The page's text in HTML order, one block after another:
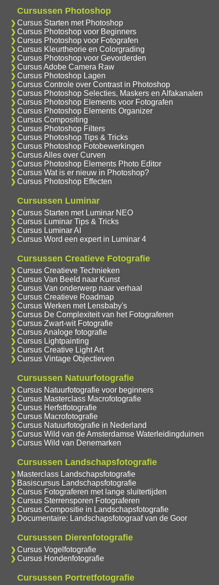
Cursussen Photoshop
Cursus Starten met Photoshop
Cursus Photoshop voor Beginners
Cursus Photoshop voor Fotografen
Cursus Kleurtheorie en Colorgrading
Cursus Photoshop voor Gevorderden
Cursus Adobe Camera Raw
Cursus Photoshop Lagen
Cursus Controle over Contrast in Photoshop
Cursus Photoshop Selecties, Maskers en Alfakanalen
Cursus Photoshop Elements voor Fotografen
Cursus Photoshop Elements Organizer
Cursus Compositing
Cursus Photoshop Filters
Cursus Photoshop Tips & Tricks
Cursus Photoshop Fotobewerkingen
Cursus Alles over Curven
Cursus Photoshop Elements Photo Editor
Cursus Wat is er nieuw in Photoshop?
Cursus Photoshop Effecten
Cursussen Luminar
Cursus Starten met Luminar NEO
Cursus Luminar Tips & Tricks
Cursus Luminar AI
Cursus Word een expert in Luminar 4
Cursussen Creatieve Fotografie
Cursus Creatieve Technieken
Cursus Van Beeld naar Kunst
Cursus Van onderwerp naar verhaal
Cursus Creatieve Roadmap
Cursus Werken met Lensbaby's
Cursus De Complexiteit van het Fotograferen
Cursus Zwart-wit Fotografie
Cursus Analoge fotografie
Cursus Lightpainting
Cursus Creative Light Art
Cursus Vintage Objectieven
Cursussen Natuurfotografie
Cursus Natuurfotografie voor beginners
Cursus Masterclass Macrofotografie
Cursus Herfstfotografie
Cursus Macrofotografie
Cursus Natuurfotografie in Nederland
Cursus Wild van de Amsterdamse Waterleidingduinen
Cursus Wild van Denemarken
Cursussen Landschapsfotografie
Masterclass Landschapsfotografie
Basiscursus Landschapsfotografie
Cursus Fotograferen met lange sluitertijden
Cursus Sterrensporen Fotograferen
Cursus Compositie in Landschapsfotografie
Documentaire: Landschapsfotograaf van de Goor
Cursussen Dierenfotografie
Cursus Vogelfotografie
Cursus Hondenfotografie
Cursussen Portretfotografie